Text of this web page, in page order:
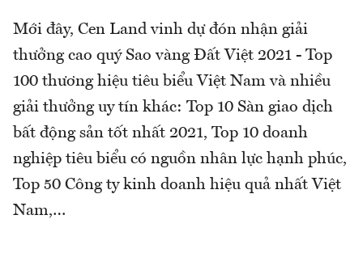
Mới đây, Cen Land vinh dự đón nhận giải
thưởng cao quý Sao vàng Đất Việt 2021 - Top
100 thương hiệu tiêu biểu Việt Nam và nhiều
giải thưởng uy tín khác: Top 10 Sàn giao dịch
bất động sản tốt nhất 2021, Top 10 doanh
nghiệp tiêu biểu có nguồn nhân lực hạnh phúc,
Top 50 Công ty kinh doanh hiệu quả nhất Việt
Nam,…